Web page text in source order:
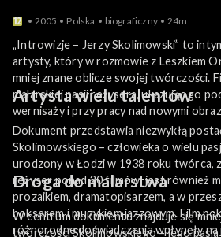
2005 Polska biograficzny 24m
„Introwizje – Jerzy Skolimowski” to
artysty, który w rozmowie z Leszkiem
mniej znane oblicze swojej twórczości.
malarskiej pasji reżysera, ukazując go
wernisaży i przy pracy nad nowymi
Artysta wielu talentów
Dokument przedstawia niezwykłą
Skolimowskiego – człowieka o wielu
urodzony w Łodzi w 1938 roku twórca,
reżyser ponad 20 filmów, jest również
prozaikiem, dramatopisarzem, a w
bokserem i muzykiem jazzowym. Film
różnorodne doświadczenia wpłynęły
Droga do malarstwa
W centrum dokumentu znajduje się
twórczości Skolimowskiego – jego